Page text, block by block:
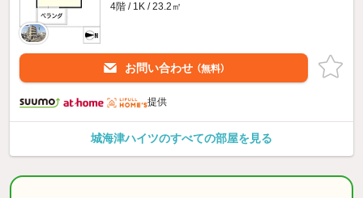
4階 / 1K / 23.2㎡
お問い合わせ （無料）
提供
城海津ハイツのすべての部屋を見る